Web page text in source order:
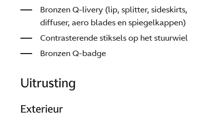
Bronzen Q-livery (lip, splitter, sideskirts,
diffuser, aero blades en spiegelkappen)
Contrasterende stiksels op het stuurwiel
Bronzen Q-badge
Uitrusting
Exterieur